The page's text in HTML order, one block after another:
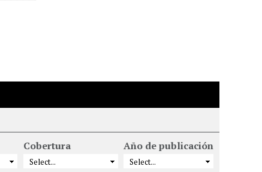
Cobertura Año de publicación